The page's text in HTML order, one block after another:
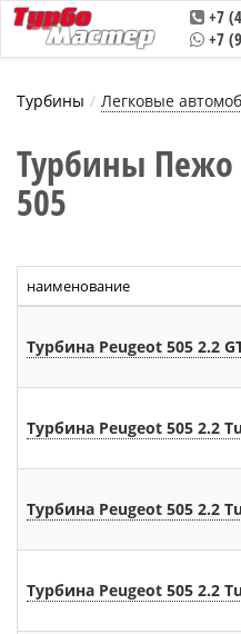
+7
+7
Турбины Легковые
Турбины Пежо
505
наименование
Турбина Peugeot 505 2.2
Турбина Peugeot 505 2.2
Турбина Peugeot 505 2.2
Турбина Peugeot 505 2.2